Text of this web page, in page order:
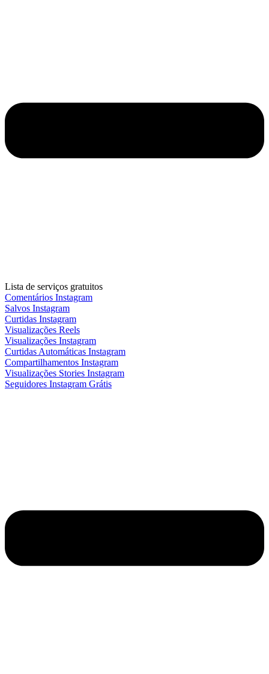
Lista de serviços gratuitos
Comentários Instagram
Salvos Instagram
Curtidas Instagram
Visualizações Reels
Visualizações Instagram
Curtidas Automáticas Instagram
Compartilhamentos Instagram
Visualizações Stories Instagram
Seguidores Instagram Grátis